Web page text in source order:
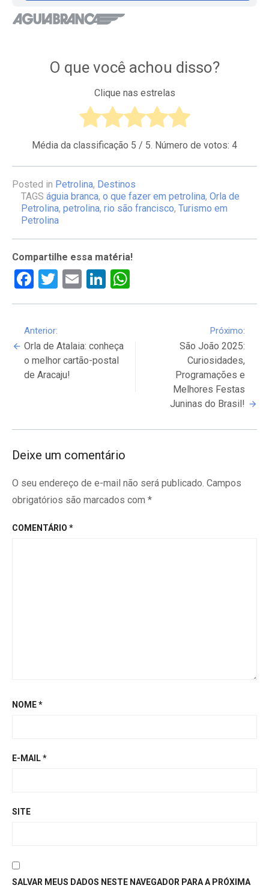
O que você achou disso?
Clique nas estrelas
Média da classificação 5 / 5. Número de votos: 4
Posted in Petrolina, Destinos
TAGS águia branca, o que fazer em petrolina, Orla de
Petrolina, petrolina, rio são francisco, Turismo em
Petrolina
Compartilhe essa matéria!
Facebook
Twitter
EmailLinkedIn
Continue
Reading
Anterior:
Orla de Atalaia: conheça
o melhor cartão-postal
de Aracaju!
Próximo:
São João 2025:
Curiosidades,
Programações e
Melhores Festas
Juninas do Brasil!
Deixe um comentário
O seu endereço de e-mail não será publicado. Campos
obrigatórios são marcados com *
COMENTÁRIO *
NOME*
E-MAIL*
SITE
SALVAR MEUS DADOS NESTE NAVEGADOR PARA A PRÓXIMA